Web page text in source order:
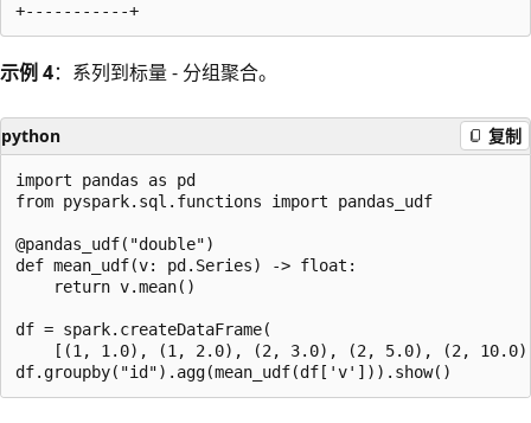
示例 4：系列到标量 - 分组聚合。
python 复制
import pandas as pd
from pyspark.sql.functions import pandas_udf
@pandas_udf("double")
def mean_udf(v: pd.Series) -> float:
    return v.mean()
df = spark.createDataFrame(
[(1, 1.0), (1, 2.0), (2, 3.0), (2, 5.0), (2,